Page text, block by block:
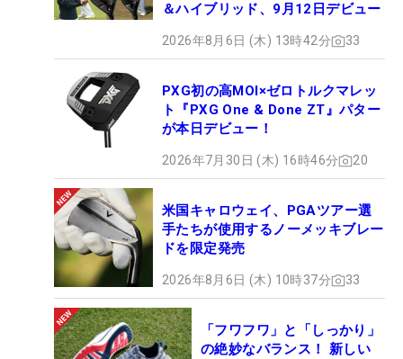
＆ハイブリッド、9月12日デビュー
2026年8月6日 (木) 13時42分 33
PXG初の高MOI×ゼロトルクマレッ
ト『PXG One & Done ZT』パター
が本日デビュー！
2026年7月30日 (木) 16時46分 20
米国キャロウェイ、PGAツアー選
手たちが使用するノーメッキブレー
ドを限定発売
2026年8月6日 (木) 10時37分 33
「フワフワ」と「しっかり」
の絶妙なバランス！ 新しい